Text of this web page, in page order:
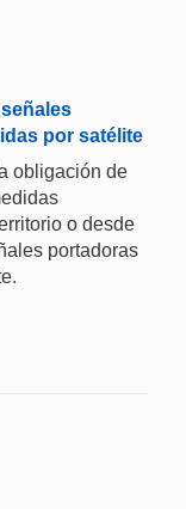
por satélite
obligación de
o desde
portadoras